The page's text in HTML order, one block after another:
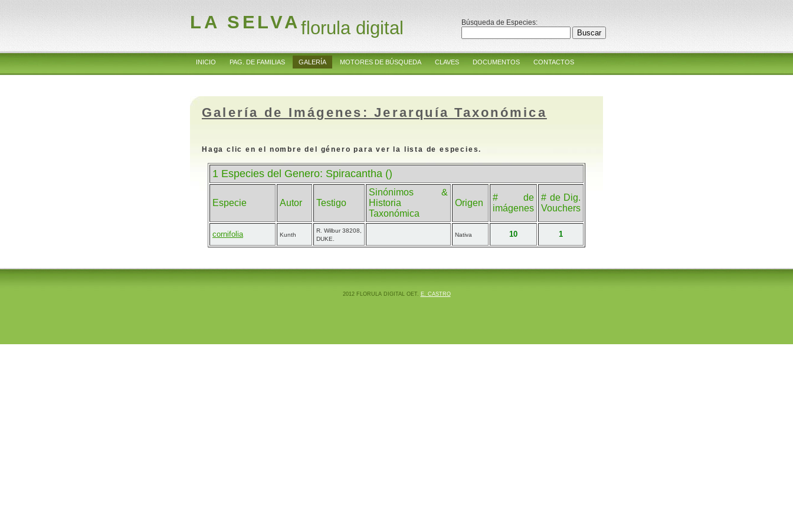
LA SELVAflorula digital Búsqueda de Especies:
INICIO PAG. DE FAMILIAS GALERÍA MOTORES DE BÚSQUEDA CLAVES DOCUMENTOS CONTACTOS
Galería de Imágenes: Jerarquía Taxonómica
Haga clic en el nombre del género para ver la lista de especies.
1 Especies del Genero: Spiracantha ()
Especie Autor Testigo
Sinónimos &
Historia
Taxonómica
Origen
# de
imágenes
# de Dig.
Vouchers
cornifolia Kunth
R. Wilbur 38208,
DUKE.
Nativa 10 1
2012 FLORULA DIGITAL OET. E. CASTRO